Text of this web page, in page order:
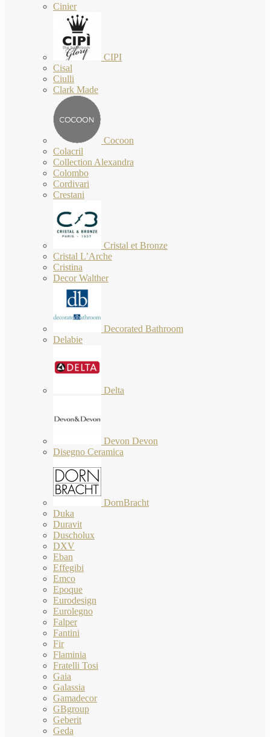
Cinier
CIPI
Cisal
Ciulli
Clark Made
Cocoon
Colacril
Collection Alexandra
Colombo
Cordivari
Crestani
Cristal et Bronze
Cristal L’Arche
Cristina
Decor Walther
Decorated Bathroom
Delabie
Delta
Devon Devon
Disegno Ceramica
DornBracht
Duka
Duravit
Duscholux
DXV
Eban
Effegibi
Emco
Epoque
Eurodesign
Eurolegno
Falper
Fantini
Fir
Flaminia
Fratelli Tosi
Gaia
Galassia
Gamadecor
GBgroup
Geberit
Geda